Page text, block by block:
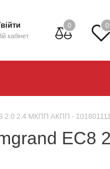
0 0
кабінет
2.0 2.4 МКПП АКПП -
EC8